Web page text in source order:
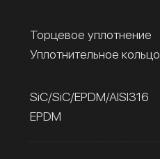
Торцевое уплотнение
Уплотнительное кольцо
SiC/SiC/EPDM/AISI316
EPDM